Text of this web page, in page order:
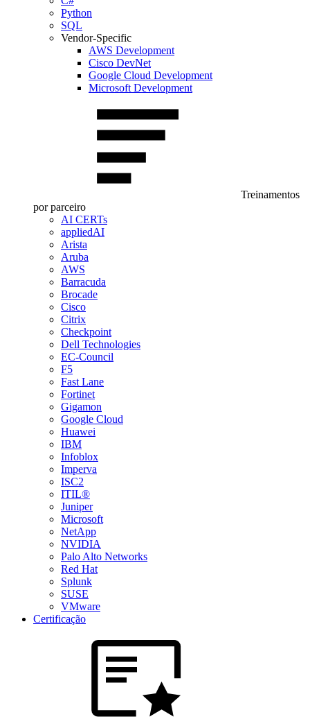
Python
SQL
Vendor-Specific
AWS Development
Cisco DevNet
Google Cloud Development
Microsoft Development
Treinamentos
por parceiro
AI CERTs
appliedAI
Arista
Aruba
AWS
Barracuda
Brocade
Cisco
Citrix
Checkpoint
Dell Technologies
EC-Council
F5
Fast Lane
Fortinet
Gigamon
Google Cloud
Huawei
IBM
Infoblox
Imperva
ISC2
ITIL®
Juniper
Microsoft
NetApp
NVIDIA
Palo Alto Networks
Red Hat
Splunk
SUSE
VMware
Certificação